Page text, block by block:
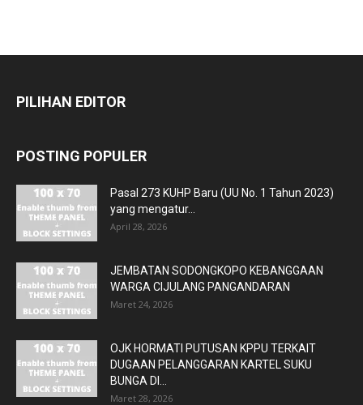
PILIHAN EDITOR
POSTING POPULER
Pasal 273 KUHP Baru (UU No. 1 Tahun 2023)
yang mengatur...
April 28, 2026
JEMBATAN SODONGKOPO KEBANGGAAN
WARGA CIJULANG PANGANDARAN
Maret 24, 2026
OJK HORMATI PUTUSAN KPPU TERKAIT
DUGAAN PELANGGARAN KARTEL SUKU
BUNGA DI...
Maret 28, 2026